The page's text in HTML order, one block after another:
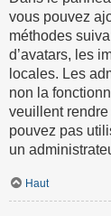
vous pouvez
méthodes
d’avatars, les
locales. Les
non la
veuillent
pouvez pas
un
Haut